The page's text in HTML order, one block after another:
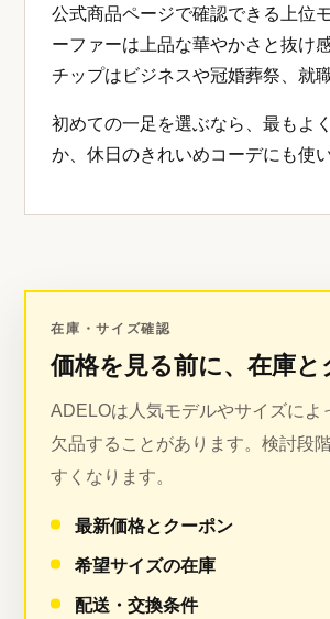
公式商品ページで確認できる上位
ーファーは上品な華やかさと抜け
チップはビジネスや冠婚葬祭、就
初めての一足を選ぶなら、最もよ
か、休日のきれいめコーデにも使
在庫・サイズ確認
価格を見る前に、在庫
ADELOは人気モデルやサイズに
欠品することがあります。検討段
すくなります。
最新価格とクーポン
希望サイズの在庫
配送・交換条件